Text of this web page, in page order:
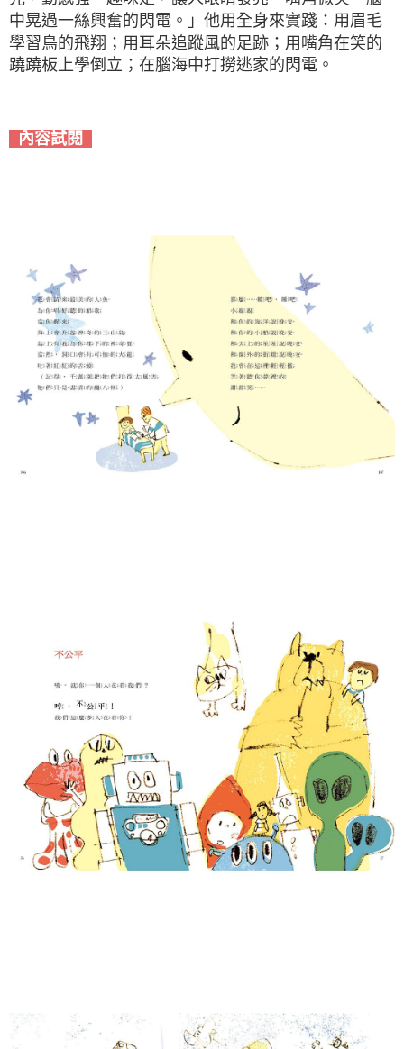
中晃過一絲興奮的閃電。」他用全身來實踐：用眉毛
學習鳥的飛翔；用耳朵追蹤風的足跡；用嘴角在笑的
蹺蹺板上學倒立；在腦海中打撈逃家的閃電。
內容試閱